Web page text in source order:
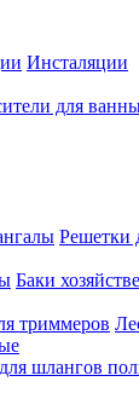
Инсталяции
для
Решетки
Баки
триммеров
шлангов